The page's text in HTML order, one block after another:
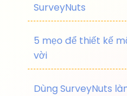
SurveyNuts
5 mẹo để thiết kế
vời
Dùng SurveyNuts